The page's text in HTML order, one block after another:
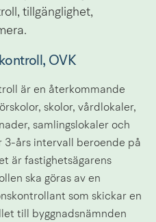
tillgänglighet,
OVK
är en återkommande
skolor, vårdlokaler,
samlingslokaler och
3-års intervall beroende på
är fastighetsägarens
ska göras av en
som skickar en
till byggnadsnämnden